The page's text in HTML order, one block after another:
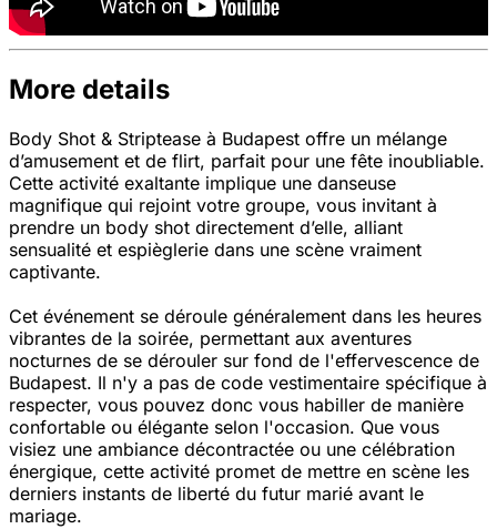
More details
Body Shot & Striptease à Budapest offre un mélange
d’amusement et de flirt, parfait pour une fête inoubliable.
Cette activité exaltante implique une danseuse
magnifique qui rejoint votre groupe, vous invitant à
prendre un body shot directement d’elle, alliant
sensualité et espièglerie dans une scène vraiment
captivante.
Cet événement se déroule généralement dans les heures
vibrantes de la soirée, permettant aux aventures
nocturnes de se dérouler sur fond de l'effervescence de
Budapest. Il n'y a pas de code vestimentaire spécifique à
respecter, vous pouvez donc vous habiller de manière
confortable ou élégante selon l'occasion. Que vous
visiez une ambiance décontractée ou une célébration
énergique, cette activité promet de mettre en scène les
derniers instants de liberté du futur marié avant le
mariage.